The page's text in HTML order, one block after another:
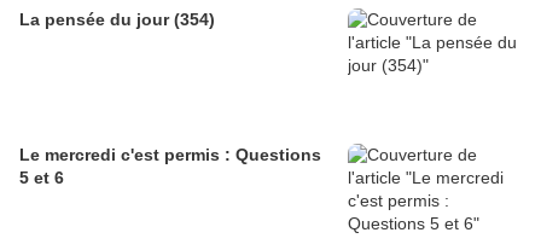
La pensée du jour (354)
Le mercredi c'est permis : Questions
5 et 6